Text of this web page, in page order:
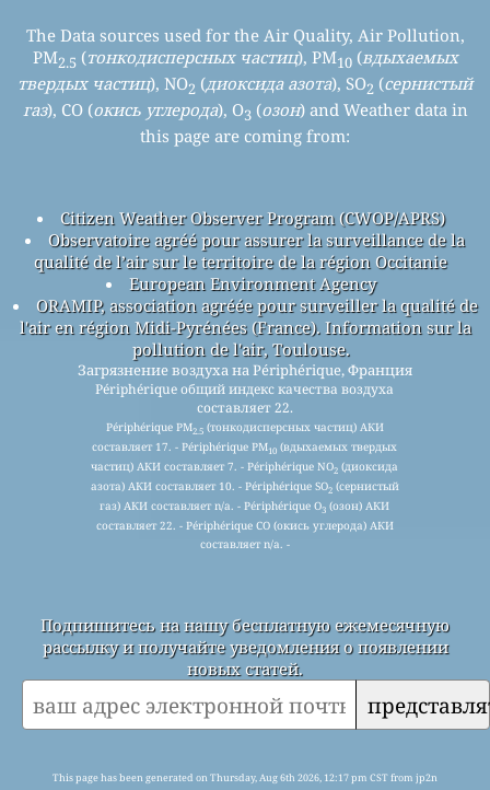
The Data sources used for the Air Quality, Air Pollution,
PM2.5 (тонкодисперсных частиц), PM10(вдыхаемых
твердых частиц), NO2 (диоксида азота), SO2 (сернистый
газ), CO (окись углерода), O3 (озон) and Weather data in
this page are coming from:
Citizen Weather Observer Program (CWOP/APRS)
Observatoire agréé pour assurer la surveillance de la
qualité de l’air sur le territoire de la région Occitanie
European Environment Agency
ORAMIP, association agréée pour surveiller la qualité de
l'air en région Midi-Pyrénées (France). Information sur la
pollution de l'air, Toulouse.
Загрязнение воздуха на Périphérique, Франция
Périphérique общий индекс качества воздуха
составляет 22.
Périphérique PM2.5(тонкодисперсных частиц) АКИ
составляет 17. - Périphérique PM10 (вдыхаемых твердых
частиц) АКИ составляет 7. - Périphérique NO2 (диоксида
азота) АКИ составляет 10. - Périphérique SO2(сернистый
газ) АКИ составляет n/a. - Périphérique O3 (озон) АКИ
составляет 22. - Périphérique CO (окись углерода) АКИ
составляет n/a. -
Подпишитесь на нашу бесплатную ежемесячную
рассылку и получайте уведомления о появлении
новых статей.
This page has been generated on Thursday, Aug 6th 2026, 12:17 pm CST from jp2n